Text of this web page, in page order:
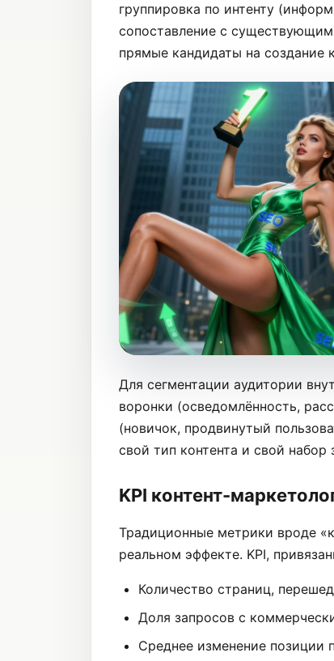
группировка по интенту
сопоставление с
прямые кандидаты на создание
Для сегментации аудитории
воронки (осведомлённость,
(новичок, продвинутый
свой тип контента и свой
KPI контент-
Традиционные метрики вроде
реальном эффекте. KPI,
Количество страниц,
Доля запросов с
Среднее изменение позиции